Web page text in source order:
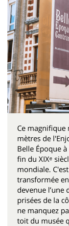
Ce magnifique
mètres de
Belle Époque
fin du XIXᵉ
mondiale.
transformée
devenue
prisées de la
ne manquez
toit du musée